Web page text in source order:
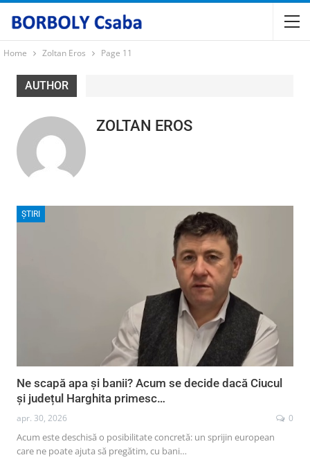
Home Zoltan Eros Page 11
AUTHOR
ZOLTAN EROS
ȘTIRI
Ne scapă apa și banii? Acum se decide dacă Ciucul
și județul Harghita primesc…
apr. 30, 2026 0
Acum este deschisă o posibilitate concretă: un sprijin european
care ne poate ajuta să pregătim, cu bani…